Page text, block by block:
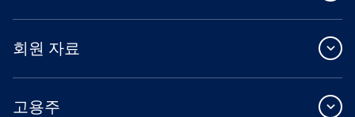
회원 자료
고용주